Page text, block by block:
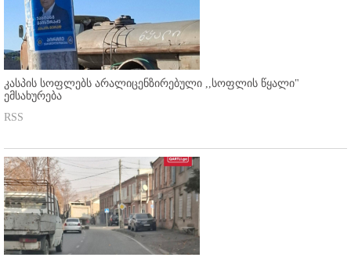
კასპის სოფლებს არალიცენზირებული ,,სოფლის წყალი"
ემსახურება
RSS